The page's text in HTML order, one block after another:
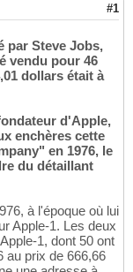
#1
par Steve Jobs,
vendu pour 46
dollars était à
d'Apple,
enchères cette
en 1976, le
du détaillant
à l'époque où lui
Apple-1. Les deux
1, dont 50 ont
au prix de 666,66